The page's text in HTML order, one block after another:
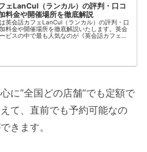
ェLanCul（ランカル）の評判・口コ
料金や開催場所を徹底解説
英会話カフェLanCul（ランカル）の評判・口
料金や開催場所を徹底解説いたします。英会
ビスの中で最も人気なのが《英会話カフェ
に”全国どの店舗”でも定額で
て、直前でも予約可能なの
きます。